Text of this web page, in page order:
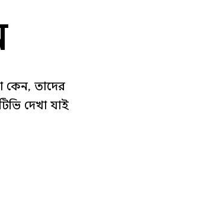
কেন, তাদের
দেখা যাই